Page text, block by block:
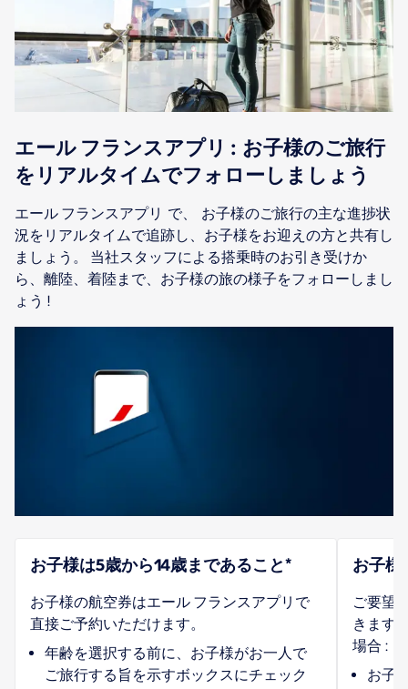
エール フランスアプリ : お子様のご旅行
をリアルタイムでフォローしましょう
エール フランスアプリ で、 お子様のご旅行の主な進捗状
況をリアルタイムで追跡し、お子様をお迎えの方と共有し
ましょう。 当社スタッフによる搭乗時のお引き受けか
ら、離陸、着陸まで、お子様の旅の様子をフォローしまし
ょう !
お子様は5歳から14歳まであること*
お子様の航空券はエール フランスアプリで
直接ご予約いただけます。
年齢を選択する前に、お子様がお一人で
ご旅行する旨を示すボックスにチェック
お子様
ご要望
きます
場合 :
お子